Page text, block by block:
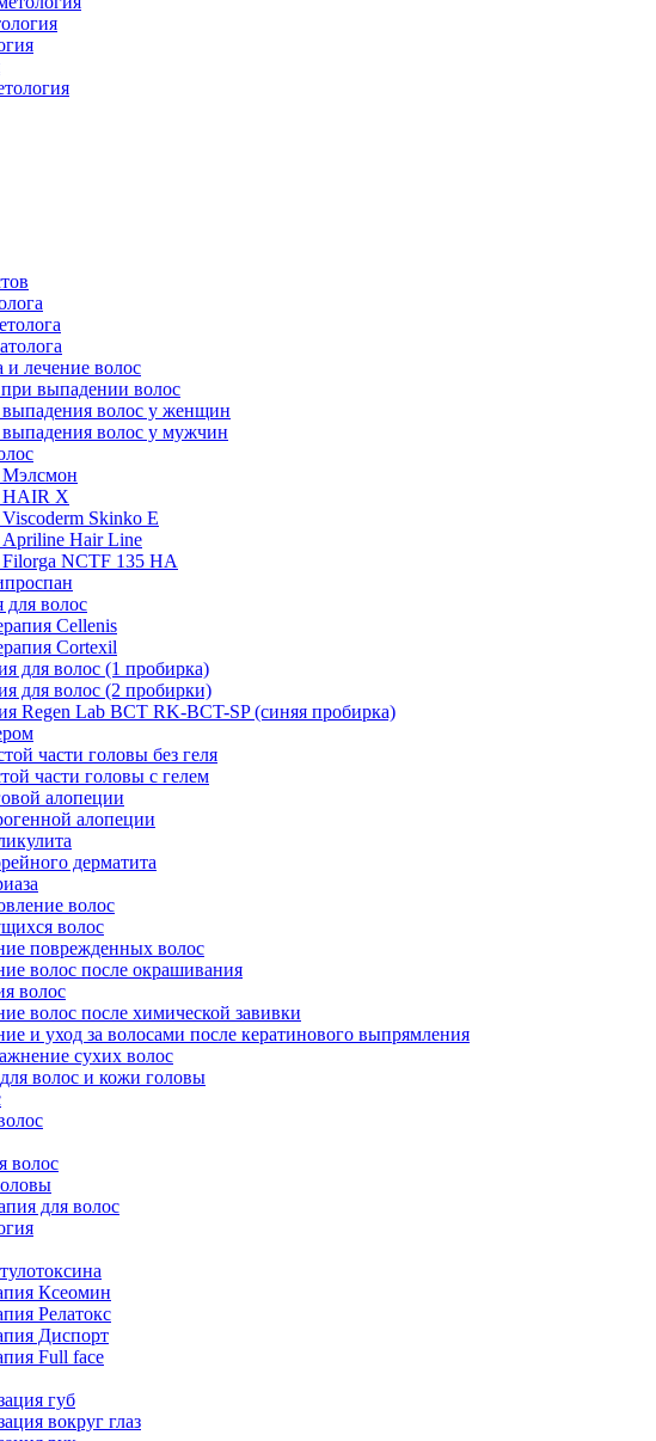
и лечение волос
выпадении волос
выпадения волос у женщин
волос у мужчин
Мэлсмон
HAIR X
Skinko E
Apriline Hair Line
NCTF 135 HA
для волос
Cellenis
Cortexil
для волос (1 пробирка)
для волос (2 пробирки)
Regen Lab BCT RK-BCT-SP (синяя пробирка)
части головы без геля
части головы с гелем
алопеции
алопеции
дерматита
волос
волос
поврежденных волос
волос после окрашивания
волос
волос после химической завивки
и уход за волосами после кератинового выпрямления
сухих волос
волос и кожи головы
волос
для волос
Ксеомин
Релатокс
Диспорт
Full face
губ
вокруг глаз